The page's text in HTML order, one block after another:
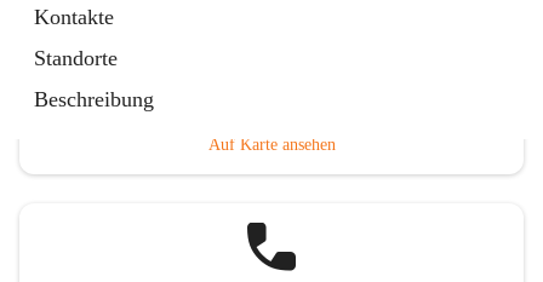
Kontakte
Standorte
Beschreibung
Auf Karte ansehen